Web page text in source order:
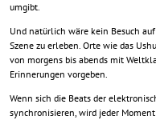
umgibt.
Und natürlich wäre kein Besuch
Szene zu erleben. Orte wie das
von morgens bis abends mit
Erinnerungen vorgeben.
Wenn sich die Beats der
synchronisieren, wird jeder